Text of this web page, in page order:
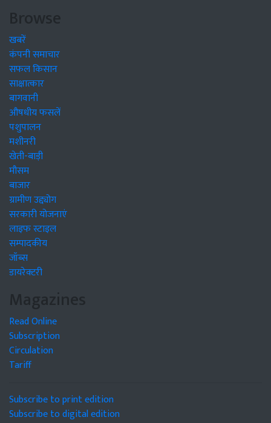
Browse
खबरें
कंपनी समाचार
सफल किसान
साक्षात्कार
बागवानी
औषधीय फसलें
पशुपालन
मशीनरी
खेती-बाड़ी
मौसम
बाजार
ग्रामीण उद्द्योग
सरकारी योजनाएं
लाइफ स्टाइल
सम्पादकीय
जॉब्स
डायरेक्टरी
Magazines
Read Online
Subscription
Circulation
Tariff
Subscribe to print edition
Subscribe to digital edition